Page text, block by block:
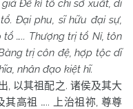
Đế kì tổ chi sở xuất, dĩ
Đại phu, sĩ hữu đại sự,
….. Thượng trị tổ Nỉ, tôn
trị côn đệ, hợp tộc dĩ
nhân đạo kiệt hĩ.
, 以其祖配之. 诸侯及其大
其高祖 ….. 上治祖祢, 尊尊